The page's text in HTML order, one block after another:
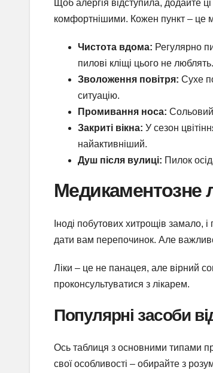
Щоб алергія відступила, додайте
комфортнішими. Кожен пункт – це
Чистота вдома: Регулярно
пилові кліщі цього не люблять.
Зволоження повітря: Сухе
ситуацію.
Промивання носа: Сольовий
Закриті вікна: У сезон
найактивніший.
Душ після вулиці: Пилок
Медикаментозне
Іноді побутових хитрощів замало,
дати вам перепочинок. Але
Ліки – це не панацея, але вірний
проконсультуватися з лікарем.
Популярні засоби
Ось таблиця з основними типами
свої особливості – обирайте з